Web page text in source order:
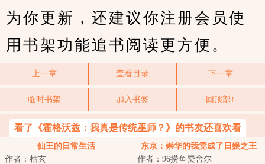
为你更新，还建议你注册会员使
用书架功能追书阅读更方便。
上一章 查看目录 下一章
临时书架 加入书签 回顶部↑
看了《霍格沃兹：我真是传统巫师？》的书友还喜欢看
仙王的日常生活
作者：枯玄
东京：崇华的我竟成了日娱之王
作者：96捞鱼费舍尔